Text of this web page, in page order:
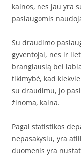
kainos, nes jau yra
paslaugomis
Su draudimo
gyventojai, nes ir
brangiausią bei
tikimybė, kad
su draudimu, jo
žinoma, kaina.
Pagal statistikos
nepasakysiu, yra
duomenis yra